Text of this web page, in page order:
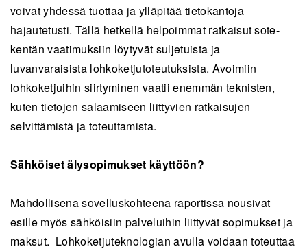
voivat yhdessä tuottaa ja ylläpitää tietokantoja
hajautetusti. Tällä hetkellä helpoimmat ratkaisut sote-
kentän vaatimuksiin löytyvät suljetuista ja
luvanvaraisista lohkoketjutoteutuksista. Avoimiin
lohkoketjuihin siirtyminen vaatii enemmän teknisten,
kuten tietojen salaamiseen liittyvien ratkaisujen
selvittämistä ja toteuttamista.
Sähköiset älysopimukset käyttöön?
Mahdollisena sovelluskohteena raportissa nousivat
esille myös sähköisiin palveluihin liittyvät sopimukset ja
maksut. Lohkoketjuteknologian avulla voidaan toteuttaa